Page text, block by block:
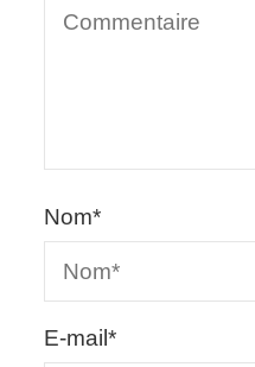
Nom*
E-mail*